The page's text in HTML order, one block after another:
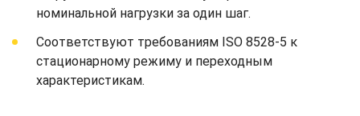
номинальной нагрузки за один шаг.
Соответствуют требованиям ISO 8528-5 к
стационарному режиму и переходным
характеристикам.